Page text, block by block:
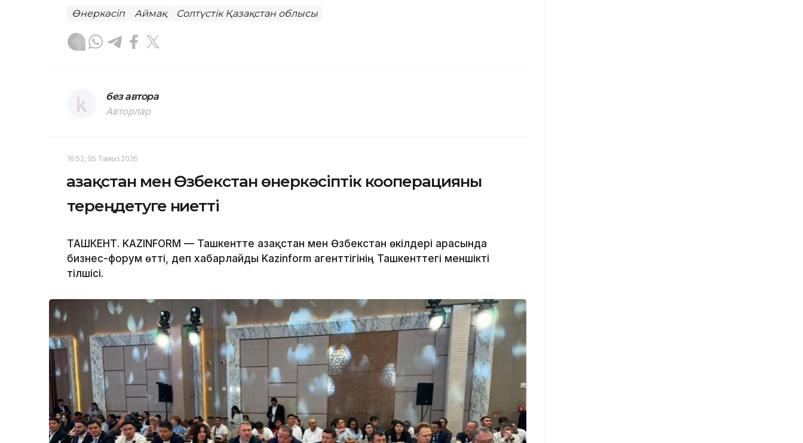
Өнеркәсіп Аймақ Солтүстік Қазақстан облысы
без автора
Авторлар
16:52, 05 Тамыз 2026
Қазақстан мен Өзбекстан өнеркәсіптік кооперацияны
тереңдетуге ниетті
ТАШКЕНТ. KAZINFORM — Ташкентте Қазақстан мен Өзбекстан өкілдері арасында
бизнес-форум өтті, деп хабарлайды Kazinform агенттігінің Ташкенттегі меншікті
тілшісі.